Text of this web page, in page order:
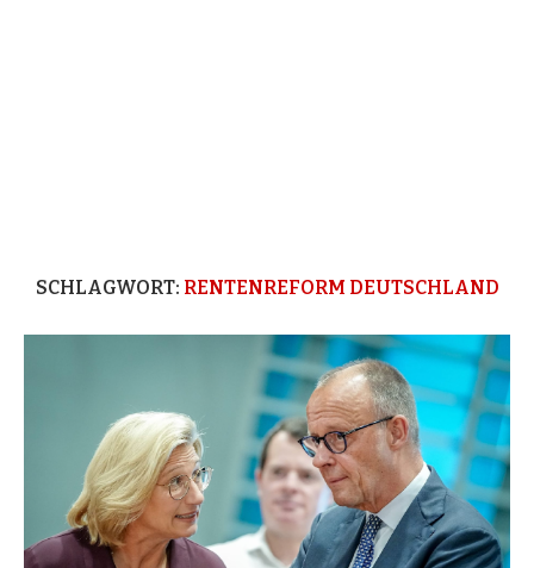
SCHLAGWORT: RENTENREFORM DEUTSCHLAND